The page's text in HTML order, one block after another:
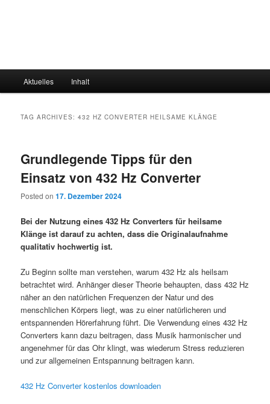
Aktuelles Inhalt
TAG ARCHIVES:432 HZ CONVERTER HEILSAME KLÄNGE
Grundlegende Tipps für den
Einsatz von 432 Hz Converter
Posted on17. Dezember 2024
Bei der Nutzung eines 432 Hz Converters für heilsame
Klänge ist darauf zu achten, dass die Originalaufnahme
qualitativ hochwertig ist.
Zu Beginn sollte man verstehen, warum 432 Hz als heilsam
betrachtet wird. Anhänger dieser Theorie behaupten, dass 432 Hz
näher an den natürlichen Frequenzen der Natur und des
menschlichen Körpers liegt, was zu einer natürlicheren und
entspannenden Hörerfahrung führt. Die Verwendung eines 432 Hz
Converters kann dazu beitragen, dass Musik harmonischer und
angenehmer für das Ohr klingt, was wiederum Stress reduzieren
und zur allgemeinen Entspannung beitragen kann.
432 Hz Converter kostenlos downloaden